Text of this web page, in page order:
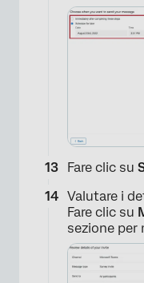
Fare clic su
Valutare i
Fare clic su
sezione per